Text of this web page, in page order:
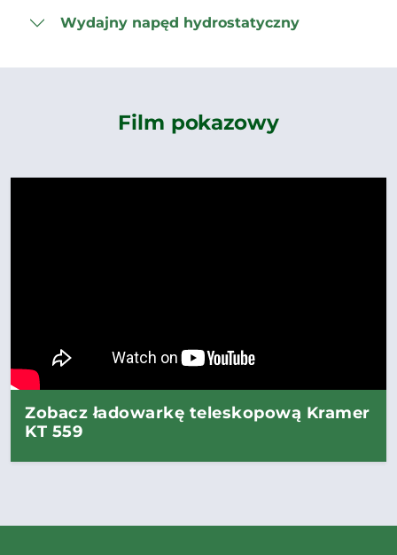
Wydajny napęd hydrostatyczny
Film pokazowy
Zobacz ładowarkę teleskopową Kramer
KT 559